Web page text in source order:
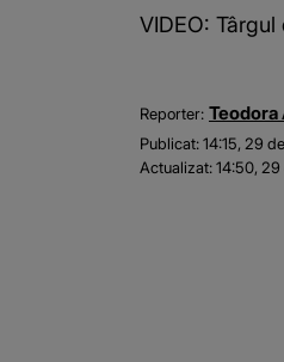
VIDEO:
Reporter:
Publicat:14:15, 29
Actualizat:14:50,